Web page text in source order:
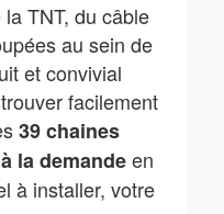
TNT, du câble
au sein de
et convivial
facilement
39 chaines
la demandeen
à installer, votre